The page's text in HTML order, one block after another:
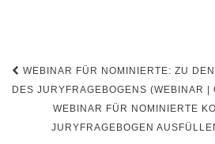
Beitragsnavigation
WEBINAR FÜR NOMINIERTE: ZU
DES JURYFRAGEBOGENS (WEBINAR |
WEBINAR FÜR NOMINIERTE
JURYFRAGEBOGEN